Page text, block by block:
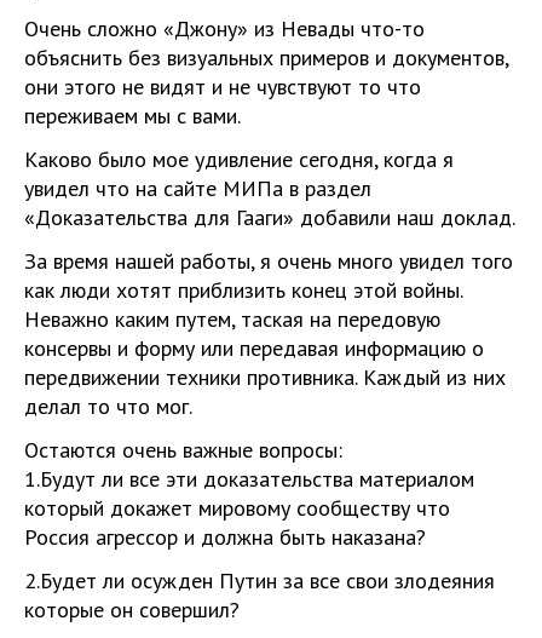
Очень сложно «Джону» из Невады что-то
объяснить без визуальных примеров и документов,
они этого не видят и не чувствуют то что
переживаем мы с вами.
Каково было мое удивление сегодня, когда я
увидел что на сайте МИПа в раздел
«Доказательства для Гааги» добавили наш доклад.
За время нашей работы, я очень много увидел того
как люди хотят приблизить конец этой войны.
Неважно каким путем, таская на передовую
консервы и форму или передавая информацию о
передвижении техники противника. Каждый из них
делал то что мог.
Остаются очень важные вопросы:
1.Будут ли все эти доказательства материалом
который докажет мировому сообществу что
Россия агрессор и должна быть наказана?
2.Будет ли осужден Путин за все свои злодеяния
которые он совершил?